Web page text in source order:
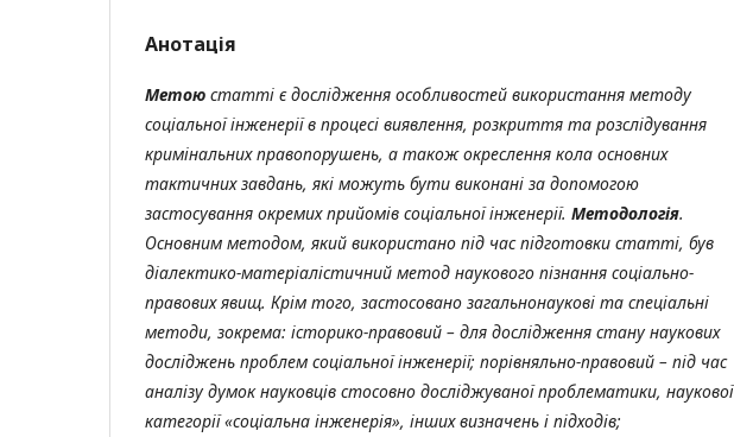
Анотація
Метою статті є дослідження особливостей використання методу
соціальної інженерії в процесі виявлення, розкриття та розслідування
кримінальних правопорушень, а також окреслення кола основних
тактичних завдань, які можуть бути виконані за допомогою
застосування окремих прийомів соціальної інженерії. Методологія.
Основним методом, який використано під час підготовки статті, був
діалектико-матеріалістичний метод наукового пізнання соціально-
правових явищ. Крім того, застосовано загальнонаукові та спеціальні
методи, зокрема: історико-правовий – для дослідження стану наукових
досліджень проблем соціальної інженерії; порівняльно-правовий – під час
аналізу думок науковців стосовно досліджуваної проблематики, наукової
категорії «соціальна інженерія», інших визначень і підходів;